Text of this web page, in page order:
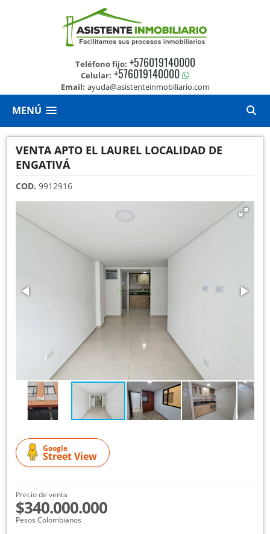
Teléfono fijo: +576019140000
Celular: +576019140000
Email: ayuda@asistenteinmobiliario.com
MENÚ
VENTA APTO EL LAUREL LOCALIDAD DE
ENGATIVÁ
COD. 9912916
Google
Street View
Precio de venta
$340.000.000
Pesos Colombianos